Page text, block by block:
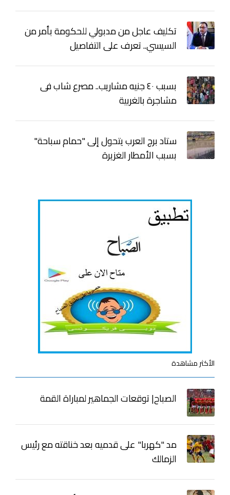
تكليف عاجل من مدبولي للحكومة بأمر من
السيسي.. تعرف على التفاصيل
بسبب ٤٠ جنيه مشاريب.. مصرع شاب فى
مشاجرة بالغربية
ستاد برج العرب يتحول إلى "حمام سباحة"
بسبب الأمطار الغزيرة
الأكثر مشاهدة
الصباح| توقعات الجماهير لمباراة القمة
مد "كهربا" على قدميه بعد خناقته مع رئيس
الزمالك